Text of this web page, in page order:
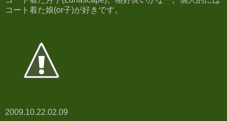
コート着た娘(or子)が好きです。
2009.10.22.02.09